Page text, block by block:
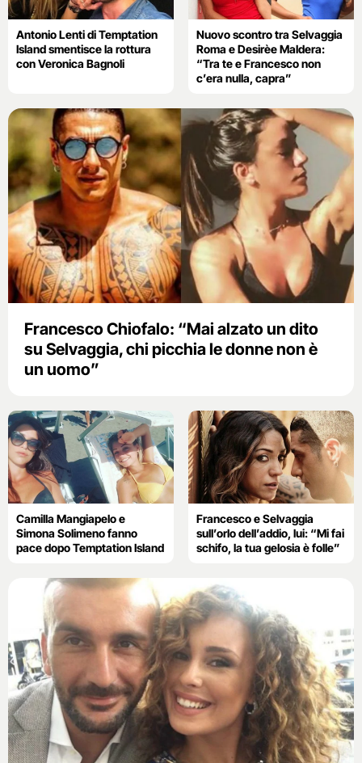
Antonio Lenti di Temptation
Island smentisce la rottura
con Veronica Bagnoli
Nuovo scontro tra Selvaggia
Roma e Desirèe Maldera:
“Tra te e Francesco non
c’era nulla, capra”
Francesco Chiofalo: “Mai alzato un dito
su Selvaggia, chi picchia le donne non è
un uomo”
Camilla Mangiapelo e
Simona Solimeno fanno
pace dopo Temptation Island
Francesco e Selvaggia
sull’orlo dell’addio, lui: “Mi fai
schifo, la tua gelosia è folle”